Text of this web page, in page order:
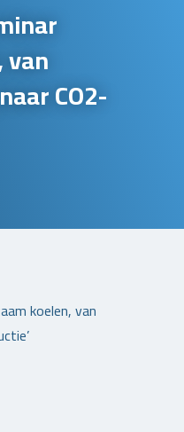
van
CO2-
koelen, van